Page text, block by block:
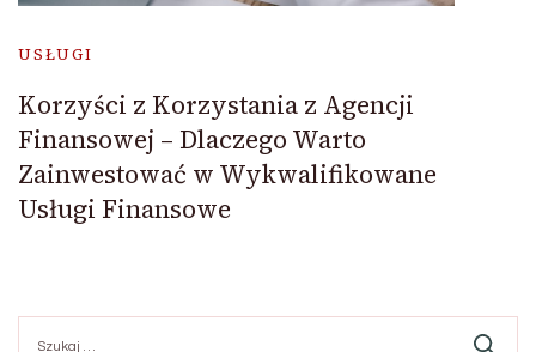
USŁUGI
Korzyści z Korzystania z Agencji
Finansowej – Dlaczego Warto
Zainwestować w Wykwalifikowane
Usługi Finansowe